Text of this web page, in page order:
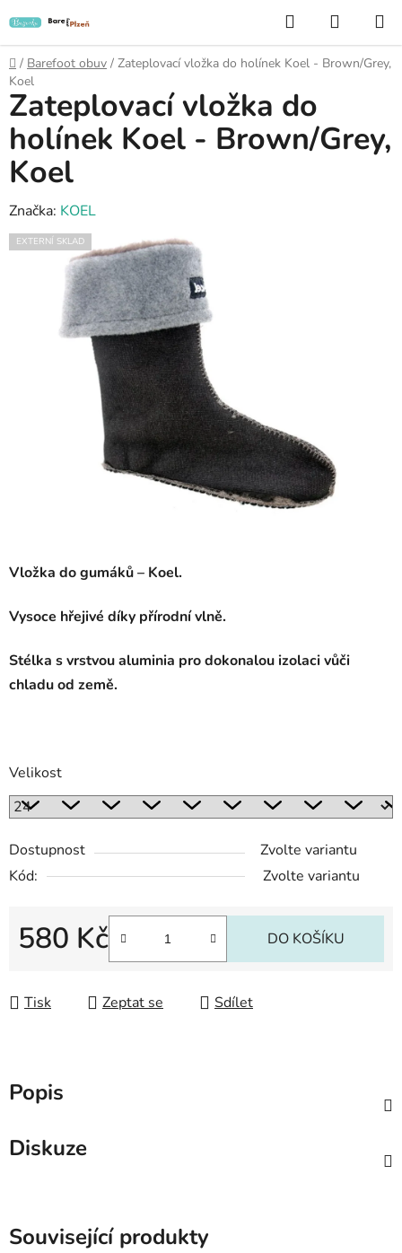
na
obsah
Hledat
KOŠÍK
Domů
/ Barefoot obuv / Zateplovací vložka do holínek Koel - Brown/Grey,
Koel
Vložka do gumáků – Koel.
Vysoce hřejivé díky přírodní vlně.
Stélka s vrstvou aluminia pro dokonalou izolaci vůči
chladu od země.
Velikost
Dostupnost
Zvolte variantu
Kód:
Zvolte variantu
580 Kč DO KOŠÍKU
Tisk Zeptat se Sdílet
Zateplovací vložka do
holínek Koel - Brown/Grey,
Koel
Značka: KOEL
EXTERNÍ SKLAD
Popis
Diskuze
Související produkty